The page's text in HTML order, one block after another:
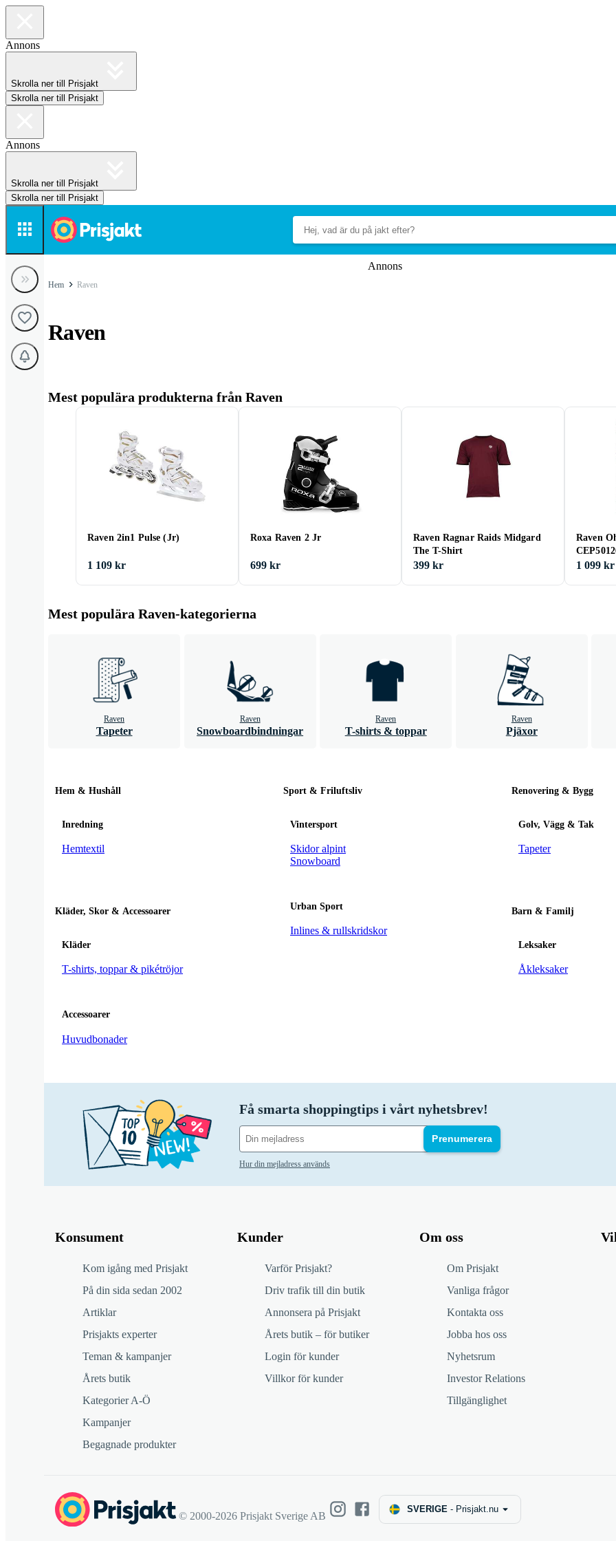
Annons
Skrolla ner till Prisjakt
Skrolla ner till Prisjakt
Annons
Skrolla ner till Prisjakt
Skrolla ner till Prisjakt
Annons
Hem Raven
Raven
Mest populära produkterna från Raven
Raven 2in1 Pulse (Jr)
1 109 kr
Roxa Raven 2 Jr
699 kr
Raven Ragnar Raids Midgard
The T-Shirt
399 kr
Raven
1 099 kr
Mest populära Raven-kategorierna
Raven
Tapeter
Raven
Snowboardbindningar
Raven
T-shirts & toppar
Raven
Pjäxor
Hem & Hushåll
Inredning
Hemtextil
Kläder, Skor & Accessoarer
Kläder
T-shirts, toppar & pikétröjor
Accessoarer
Huvudbonader
Sport & Friluftsliv
Vintersport
Skidor alpint
Snowboard
Urban Sport
Inlines & rullskridskor
Renovering & Bygg
Golv, Vägg & Tak
Tapeter
Barn & Familj
Leksaker
Åkleksaker
Få smarta shoppingtips i vårt nyhetsbrev!
Prenumerera
Hur din mejladress används
Konsument
Kom igång med Prisjakt
På din sida sedan 2002
Artiklar
Prisjakts experter
Teman & kampanjer
Årets butik
Kategorier A-Ö
Kampanjer
Begagnade produkter
Kunder
Varför Prisjakt?
Driv trafik till din butik
Annonsera på Prisjakt
Årets butik – för butiker
Login för kunder
Villkor för kunder
Om oss
Om Prisjakt
Vanliga frågor
Kontakta oss
Jobba hos oss
Nyhetsrum
Investor Relations
Tillgänglighet
© 2000-2026 Prisjakt Sverige AB
SVERIGE - Prisjakt.nu